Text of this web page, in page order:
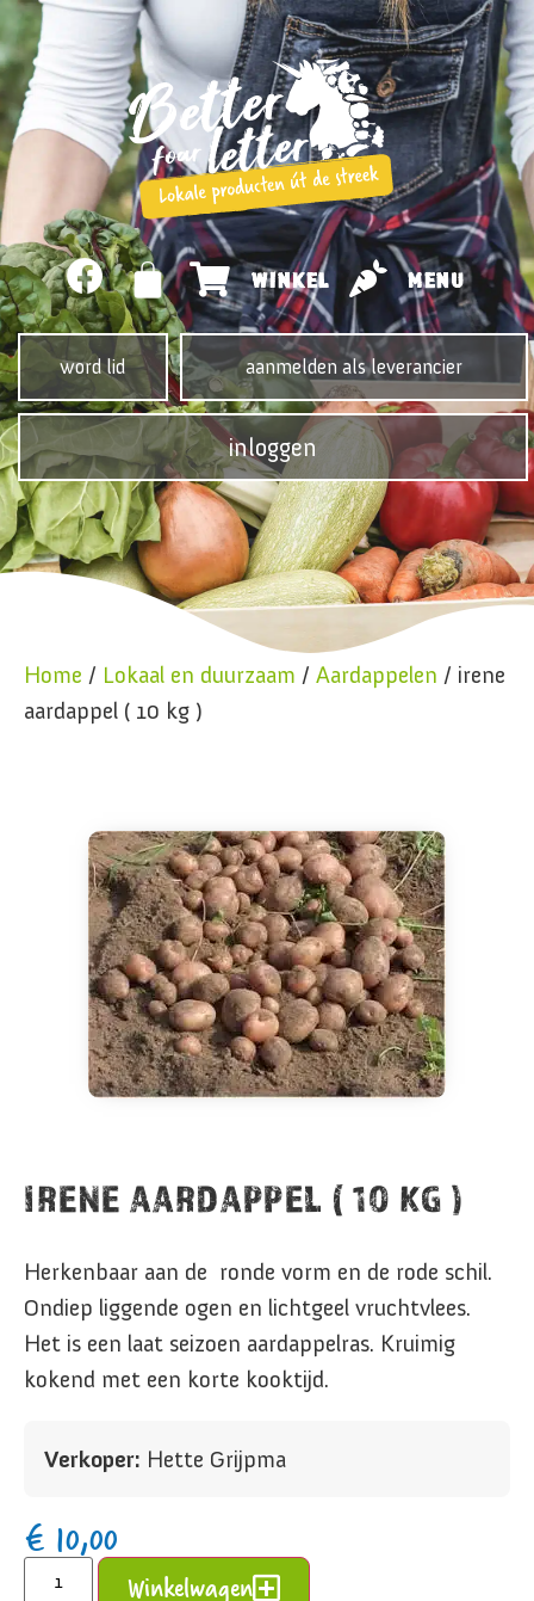
WINKEL MENU
word lid aanmelden als leverancier
inloggen
Home / Lokaal en duurzaam / Aardappelen / irene
aardappel ( 10 kg )
IRENE AARDAPPEL ( 10 KG )
Herkenbaar aan de ronde vorm en de rode schil.
Ondiep liggende ogen en lichtgeel vruchtvlees.
Het is een laat seizoen aardappelras. Kruimig
kokend met een korte kooktijd.
Verkoper: Hette Grijpma
€ 10,00
Winkelwagen